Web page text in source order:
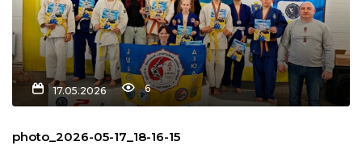
17.05.2026 6
photo_2026-05-17_18-16-15